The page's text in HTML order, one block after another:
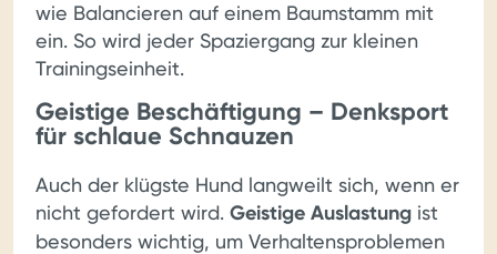
wie Balancieren auf einem Baumstamm mit
ein. So wird jeder Spaziergang zur kleinen
Trainingseinheit.
Geistige Beschäftigung – Denksport
für schlaue Schnauzen
Auch der klügste Hund langweilt sich, wenn er
nicht gefordert wird. Geistige Auslastung ist
besonders wichtig, um Verhaltensproblemen